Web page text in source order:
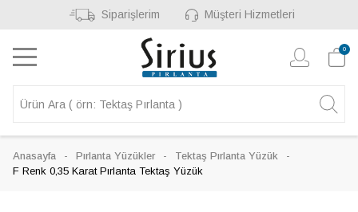
Siparişlerim Müşteri Hizmetleri
0
Anasayfa Pırlanta Yüzükler
Tektaş Pırlanta Yüzük
F Renk 0,35 Karat Pırlanta Tektaş Yüzük